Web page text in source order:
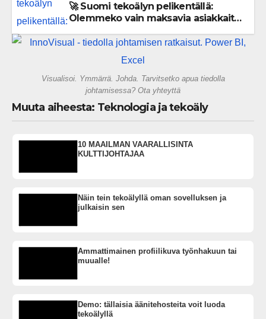
🚀 Suomi tekoälyn pelikentällä:
Olemmeko vain maksavia asiakkaita
gigatehtaan?
Visualisoi. Ymmärrä. Johda. Tarvitsetko apua tiedolla
johtamisessa? Ota yhteyttä
Muuta aiheesta: Teknologia ja tekoäly
10 MAAILMAN VAARALLISINTA
KULTTIJOHTAJAA
Näin tein tekoälyllä oman sovelluksen ja
julkaisin sen
Ammattimainen profiilikuva työnhakuun tai
muualle!
Demo: tällaisia äänitehosteita voit luoda
tekoälyllä